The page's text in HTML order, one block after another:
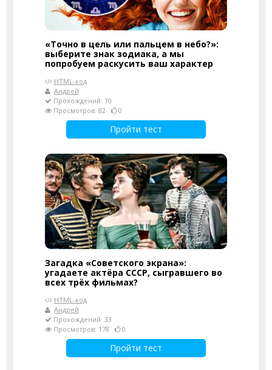
«Точно в цель или пальцем в небо?»:
выберите знак зодиака, а мы
попробуем раскусить ваш характер
HTML-код
Андрей
Прохождений: 10
Просмотров: 82
0
Пройти тест
Загадка «Советского экрана»:
угадаете актёра СССР, сыгравшего во
всех трёх фильмах?
HTML-код
Андрей
Прохождений: 33
Просмотров: 178
0
Пройти тест